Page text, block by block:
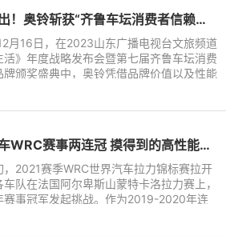
喜报迭出！奥铃斩获“齐鲁车坛消费者信赖品牌”三项大奖
月16日，在2023山东广播电视台文旅频道
活》年度战略发布会暨第七届齐鲁车坛消费
牌颁奖盛典中，奥铃凭借品牌价值以及性能
品脱颖而出，一举斩获山东省第三届汽车下
现代汽车WRC赛事两连冠 摸得到的高性能技术就在眼前
，2021赛季WRC世界汽车拉力锦标赛拉开
车队在法国阿尔卑斯山蒙特卡洛拉力赛上，
赛事冠军发起挑战。作为2019-2020年连
获冠军的WRC参赛车队，现代车队在本届